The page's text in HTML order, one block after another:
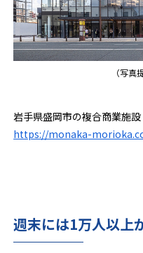
（写真
岩手県盛岡市の複合商業施
https://monaka-
週末には1万人以上